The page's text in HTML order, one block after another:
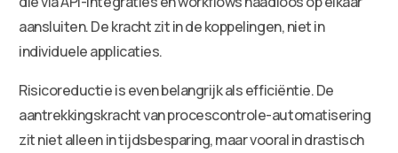
aansluiten. De kracht zit in de koppelingen, niet in
individuele applicaties.
Risicoreductie is even belangrijk als efficiëntie. De
aantrekkingskracht van procescontrole-automatisering
zit niet alleen in tijdsbesparing, maar vooral in drastisch